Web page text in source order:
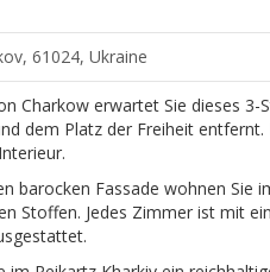
61024, Ukraine
Charkow erwartet Sie dieses
dem Platz der Freiheit
barocken Fassade wohnen Sie
Stoffen. Jedes Zimmer ist mit